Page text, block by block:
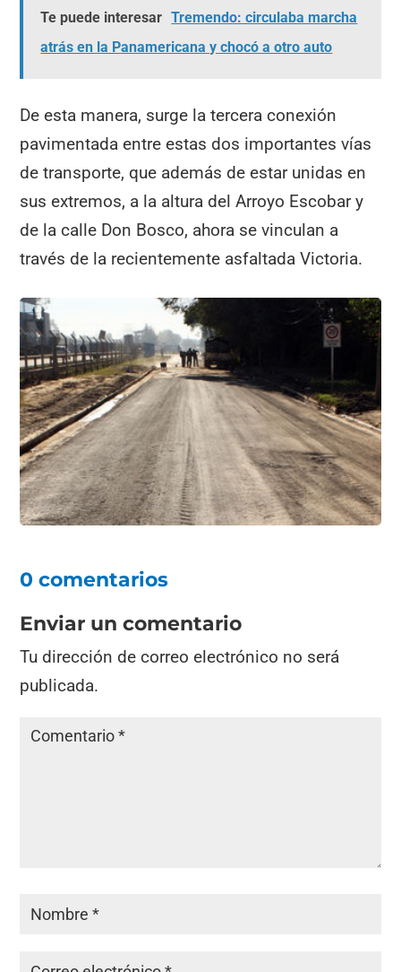
Te puede interesar Tremendo: circulaba marcha
atrás en la Panamericana y chocó a otro auto
De esta manera, surge la tercera conexión
pavimentada entre estas dos importantes vías
de transporte, que además de estar unidas en
sus extremos, a la altura del Arroyo Escobar y
de la calle Don Bosco, ahora se vinculan a
través de la recientemente asfaltada Victoria.
0 comentarios
Enviar un comentario
Tu dirección de correo electrónico no será
publicada.